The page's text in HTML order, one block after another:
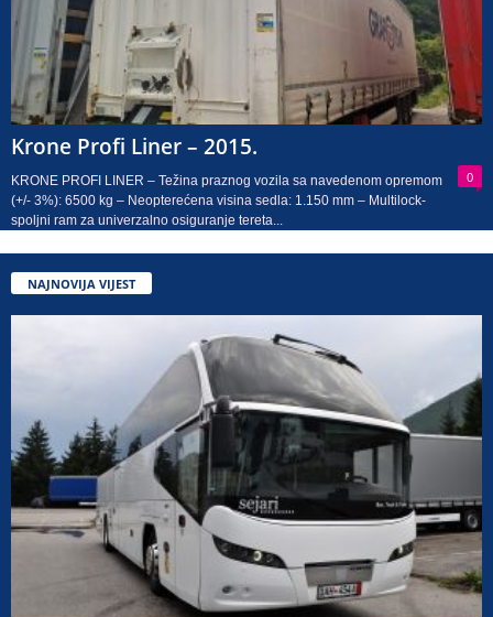
Krone Profi Liner – 2015.
0
KRONE PROFI LINER – Težina praznog vozila sa navedenom opremom
(+/- 3%): 6500 kg – Neopterećena visina sedla: 1.150 mm – Multilock-
spoljni ram za univerzalno osiguranje tereta...
NAJNOVIJA VIJEST